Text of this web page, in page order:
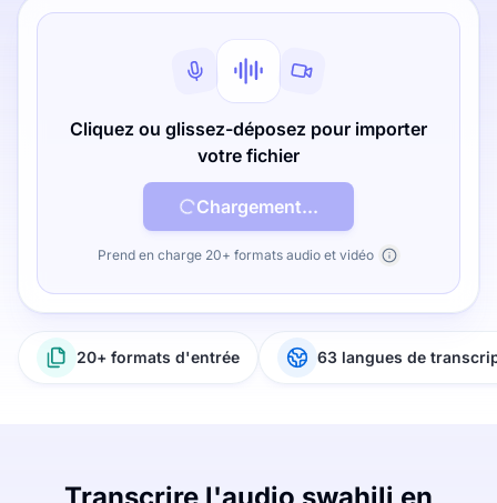
Cliquez ou glissez-déposez pour importer
votre fichier
Chargement...
Prend en charge 20+ formats audio et vidéo
20+ formats d'entrée 63 langues de